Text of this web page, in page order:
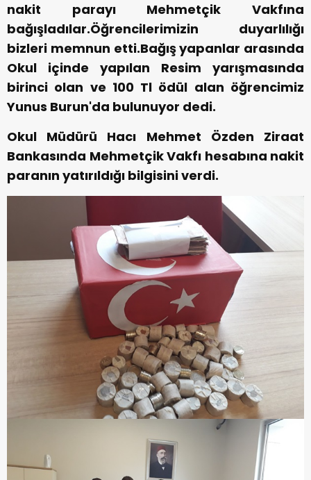
nakit parayı Mehmetçik Vakfına
bağışladılar.Öğrencilerimizin duyarlılığı
bizleri memnun etti.Bağış yapanlar arasında
Okul içinde yapılan Resim yarışmasında
birinci olan ve 100 Tl ödül alan öğrencimiz
Yunus Burun'da bulunuyor dedi.
Okul Müdürü Hacı Mehmet Özden Ziraat
Bankasında Mehmetçik Vakfı hesabına nakit
paranın yatırıldığı bilgisini verdi.